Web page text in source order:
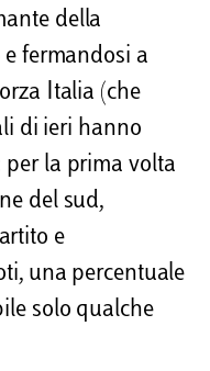
della
fermandosi a
Italia (che
di ieri hanno
per la prima volta
del sud,
e
una percentuale
solo qualche